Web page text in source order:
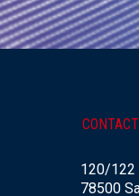
CONTACT
120/122
78500